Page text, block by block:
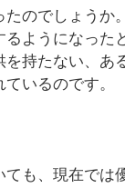
のでしょうか
ようになった
持たない、あ
いるのです。
も、現在では